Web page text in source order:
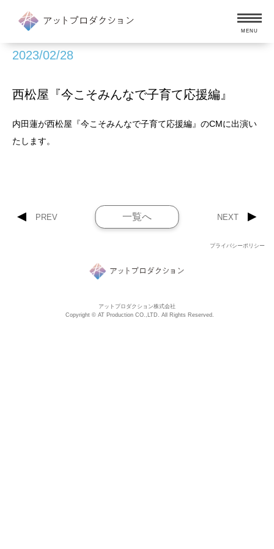
MENU
2023/02/28
西松屋『今こそみんなで子育て応援編』
内田蓮が西松屋『今こそみんなで子育て応援編』のCMに出演い
たします。
PREV 一覧へ NEXT
アットプロダクション株式会社
Copyright © AT Production CO.,LTD. All Rights Reserved.
プライバシーポリシー